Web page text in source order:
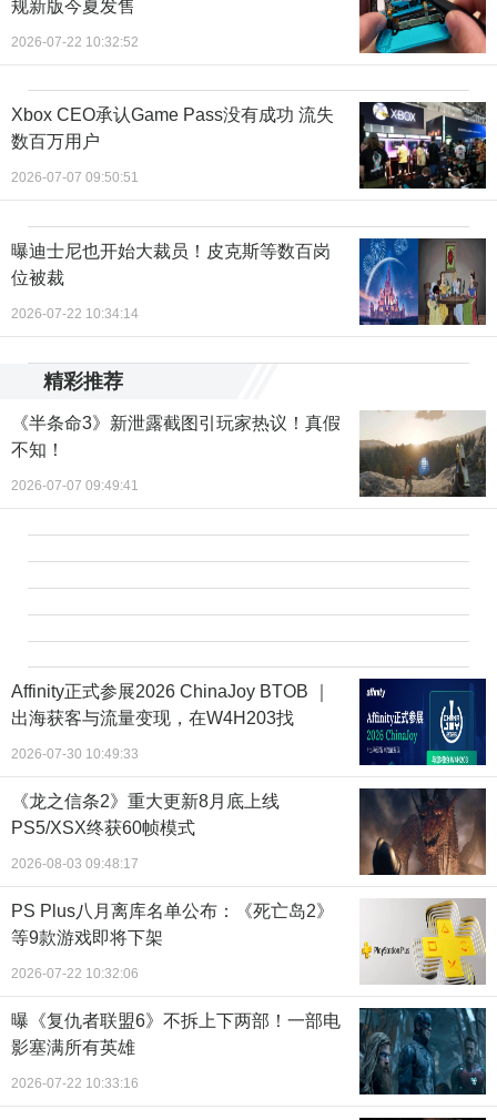
规新版今夏发售
2026-07-22 10:32:52
Xbox CEO承认Game Pass没有成功 流失
数百万用户
2026-07-07 09:50:51
曝迪士尼也开始大裁员！皮克斯等数百岗
位被裁
2026-07-22 10:34:14
精彩推荐
《半条命3》新泄露截图引玩家热议！真假
不知！
2026-07-07 09:49:41
Affinity正式参展2026 ChinaJoy BTOB ｜
出海获客与流量变现，在W4H203找
2026-07-30 10:49:33
《龙之信条2》重大更新8月底上线
PS5/XSX终获60帧模式
2026-08-03 09:48:17
PS Plus八月离库名单公布：《死亡岛2》
等9款游戏即将下架
2026-07-22 10:32:06
曝《复仇者联盟6》不拆上下两部！一部电
影塞满所有英雄
2026-07-22 10:33:16